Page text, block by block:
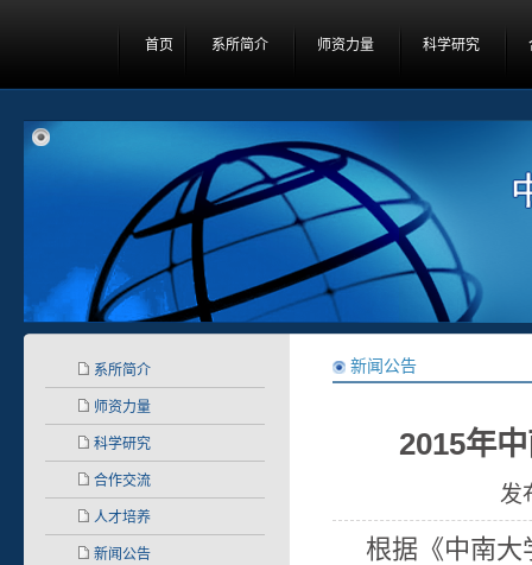
首页 系所简介 师资力量 科学研究
系所简介
师资力量
科学研究
合作交流
人才培养
新闻公告
新闻公告
2015年
发
根据《中南